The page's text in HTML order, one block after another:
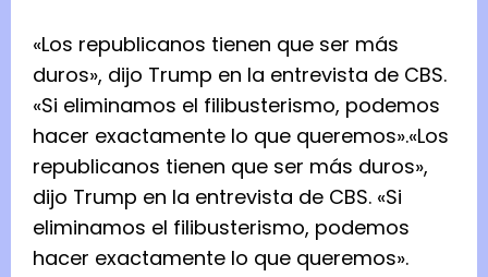
«Los republicanos tienen que ser más
duros», dijo Trump en la entrevista de CBS.
«Si eliminamos el filibusterismo, podemos
hacer exactamente lo que queremos».«Los
republicanos tienen que ser más duros»,
dijo Trump en la entrevista de CBS. «Si
eliminamos el filibusterismo, podemos
hacer exactamente lo que queremos».